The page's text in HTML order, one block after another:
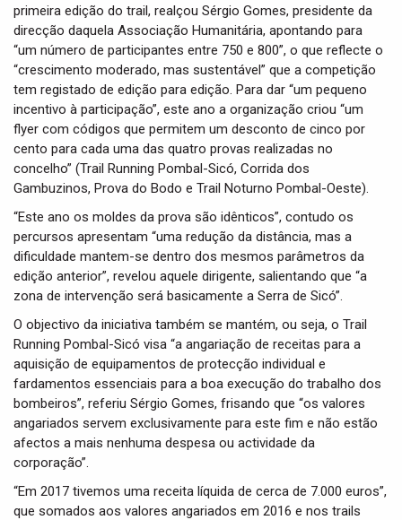
primeira edição do trail, realçou Sérgio Gomes, presidente da
direcção daquela Associação Humanitária, apontando para
“um número de participantes entre 750 e 800”, o que reflecte o
“crescimento moderado, mas sustentável” que a competição
tem registado de edição para edição. Para dar “um pequeno
incentivo à participação”, este ano a organização criou “um
flyer com códigos que permitem um desconto de cinco por
cento para cada uma das quatro provas realizadas no
concelho” (Trail Running Pombal-Sicó, Corrida dos
Gambuzinos, Prova do Bodo e Trail Noturno Pombal-Oeste).
“Este ano os moldes da prova são idênticos”, contudo os
percursos apresentam “uma redução da distância, mas a
dificuldade mantem-se dentro dos mesmos parâmetros da
edição anterior”, revelou aquele dirigente, salientando que “a
zona de intervenção será basicamente a Serra de Sicó”.
O objectivo da iniciativa também se mantém, ou seja, o Trail
Running Pombal-Sicó visa “a angariação de receitas para a
aquisição de equipamentos de protecção individual e
fardamentos essenciais para a boa execução do trabalho dos
bombeiros”, referiu Sérgio Gomes, frisando que “os valores
angariados servem exclusivamente para este fim e não estão
afectos a mais nenhuma despesa ou actividade da
corporação”.
“Em 2017 tivemos uma receita líquida de cerca de 7.000 euros”,
que somados aos valores angariados em 2016 e nos trails